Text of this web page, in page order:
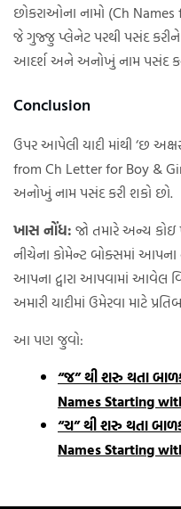
છોકરાઓના નામો (Ch
જે ગુજ્જુ પ્લેનેટ પરથી પસંદ કરીને
આદર્શ અને અનોખું નામ પસંદ
Conclusion
ઉપર આપેલી યાદી માંથી ‘છ
from Ch Letter for Boy &
અનોખું નામ પસંદ કરી શકો છો.
ખાસ નોંધ: જો તમારે અન્ય કોઇ
નીચેના કોમેન્ટ બોક્સમાં
આપના દ્વારા આપવામાં આવેલ
અમારી યાદીમાં ઉમેરવા માટે
આ પણ જુવો:
“જ” થી શરુ થતા
Names Starting
“ચ” થી શરુ થતા
Names Starting